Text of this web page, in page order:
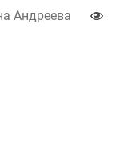
Андреева